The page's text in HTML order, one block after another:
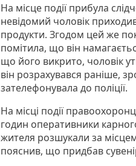
На місце події прибула
невідомий чоловік
продукти. Згодом цей же
помітила, що він
що його викрито, чоловік
він розрахувався раніше,
зателефонувала до поліції.
На місці події
годин оперативники
жителя розшукали за
пояснив, що придбав